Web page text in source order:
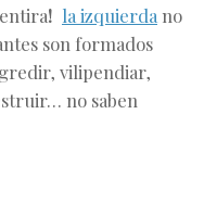
! la izquierda no
son formados
vilipendiar,
no saben